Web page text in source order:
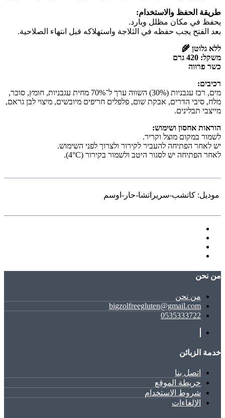
طريقة الحفظ والاستخدام:
يحفظ في مكان مظلل وبارد.
بعد الفتح يجب حفظه في الثلاجة واستهلاكه قبل انتهاء الصلاحية.
ללא גלוטן 🌾
משקל: 420 גרם
כשר פרווה
רכיבים:
מים, רכז עגבניות (30%) השווה ערך ל־70% מחית עגבניות, חומץ, סוכר,
מלח, סיבי הדרים, אבקת שום, פלפלים חריפים מיובשים, מיצוי לבן גראם,
מייצבי תבלינים.
הוראות אחסון ושימוש:
לשמור במקום מוצל וקריר.
יש לאחר הפתיחה להעביר לקירור ולצרוך לפני השימוש.
לאחר הפתיחה יש לסגור היטב ולשמור בקירור (4°C).
موديل: كاتشب-سريراتشا-حار-اوسم
ﻣﻦ ﻧﺤﻦ
ﻣﻦ ﻧﺤﻦ
bigzolfreegluten@gmail.com
0535333722
خدمة الزبائن
اتصل بنا
خريطة الموقع
شروط الاستخدام
الإلغاءات